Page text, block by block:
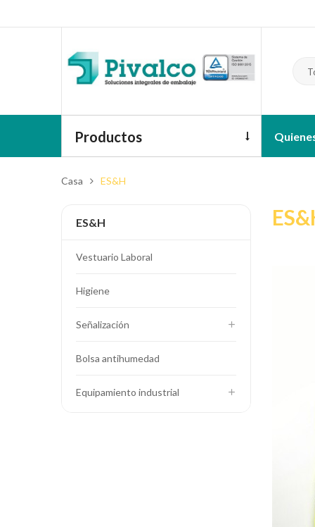
Productos
Casa ES&H
ES&H
Vestuario Laboral
Higiene
Señalización
Bolsa antihumedad
Equipamiento industrial